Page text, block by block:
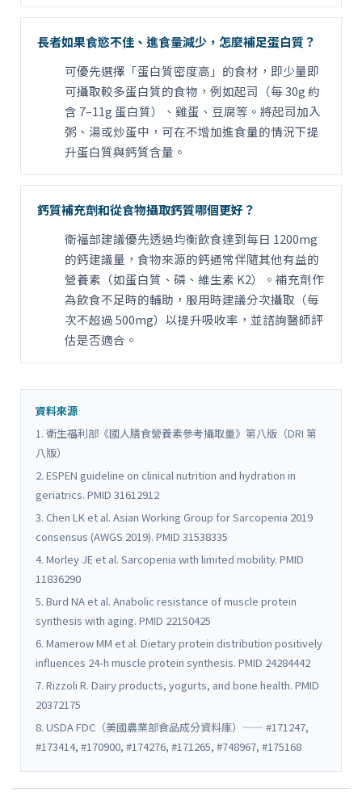
長者如果食慾不佳、進食量減少，怎麼補足蛋白質？
可優先選擇「蛋白質密度高」的食材，即少量即
可攝取較多蛋白質的食物，例如起司（每 30g 約
含 7–11g 蛋白質）、雞蛋、豆腐等。將起司加入
粥、湯或炒蛋中，可在不增加進食量的情況下提
升蛋白質與鈣質含量。
鈣質補充劑和從食物攝取鈣質哪個更好？
衛福部建議優先透過均衡飲食達到每日 1200mg
的鈣建議量，食物來源的鈣通常伴隨其他有益的
營養素（如蛋白質、磷、維生素 K2）。補充劑作
為飲食不足時的輔助，服用時建議分次攝取（每
次不超過 500mg）以提升吸收率，並諮詢醫師評
估是否適合。
資料來源
1. 衛生福利部《國人膳食營養素參考攝取量》第八版（DRI 第
八版）
2. ESPEN guideline on clinical nutrition and hydration in
geriatrics. PMID 31612912
3. Chen LK et al. Asian Working Group for Sarcopenia 2019
consensus (AWGS 2019). PMID 31538335
4. Morley JE et al. Sarcopenia with limited mobility. PMID
11836290
5. Burd NA et al. Anabolic resistance of muscle protein
synthesis with aging. PMID 22150425
6. Mamerow MM et al. Dietary protein distribution positively
influences 24-h muscle protein synthesis. PMID 24284442
7. Rizzoli R. Dairy products, yogurts, and bone health. PMID
20372175
8. USDA FDC（美國農業部食品成分資料庫）—— #171247,
#173414, #170900, #174276, #171265, #748967, #175168